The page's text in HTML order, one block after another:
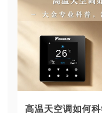
高温天空调如何